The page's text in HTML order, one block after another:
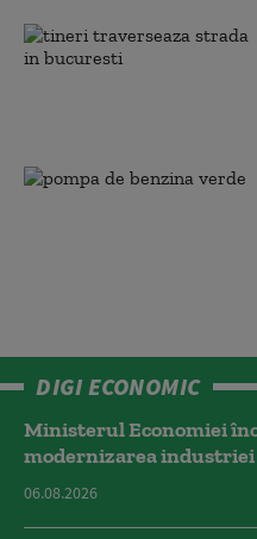
DIGI ECONOMIC
Ministerul Economiei
modernizarea industriei
06.08.2026